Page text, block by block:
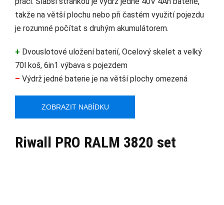
takže na větší plochu nebo při častém využití pojezdu
je rozumné počítat s druhým akumulátorem.
+ Dvouslotové uložení baterií, Ocelový skelet a velký
70l koš, 6in1 výbava s pojezdem
– Výdrž jedné baterie je na větší plochy omezená
ZOBRAZIT NABÍDKU
Riwall PRO RALM 3820 set